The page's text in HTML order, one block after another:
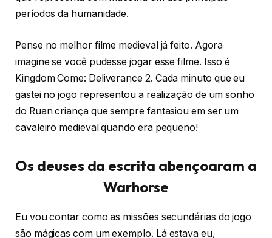
períodos da humanidade.
Pense no melhor filme medieval já feito. Agora
imagine se você pudesse jogar esse filme. Isso é
Kingdom Come: Deliverance 2. Cada minuto que eu
gastei no jogo representou a realização de um sonho
do Ruan criança que sempre fantasiou em ser um
cavaleiro medieval quando era pequeno!
Os deuses da escrita abençoaram a
Warhorse
Eu vou contar como as missões secundárias do jogo
são mágicas com um exemplo. Lá estava eu,